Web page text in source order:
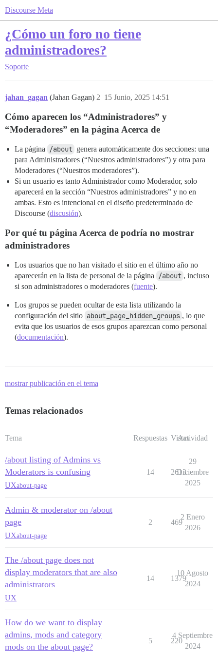
Discourse Meta
¿Cómo un foro no tiene
administradores?
Soporte
jahan_gagan (Jahan Gagan) 15 Junio, 2025 14:51
2
Cómo aparecen los “Administradores” y
“Moderadores” en la página Acerca de
La página /about genera automáticamente dos secciones: una
para Administradores (“Nuestros administradores”) y otra para
Moderadores (“Nuestros moderadores”).
Si un usuario es tanto Administrador como Moderador, solo
aparecerá en la sección “Nuestros administradores” y no en
ambas. Esto es intencional en el diseño predeterminado de
Discourse (discusión).
Por qué tu página Acerca de podría no mostrar
administradores
Los usuarios que no han visitado el sitio en el último año no
aparecerán en la lista de personal de la página
/about , incluso
si son administradores o moderadores (fuente).
Los grupos se pueden ocultar de esta lista utilizando la
configuración del sitio about_page_hidden_groups , lo que
evita que los usuarios de esos grupos aparezcan como personal
(documentación).
mostrar publicación en el tema
Temas relacionados
Tema Respuestas Vistas
Actividad
/about listing of Admins vs
Moderators is confusing
UXabout-page
14 2613
29
Diciembre
2025
Admin & moderator on /about
page
UXabout-page
2 469
2 Enero
2026
The /about page does not
display moderators that are also
administrators
UX
14 1379
10 Agosto
2024
How do we want to display
admins, mods and category
mods on the about page?
5 220
4 Septiembre
2024